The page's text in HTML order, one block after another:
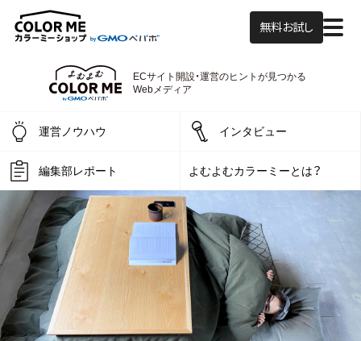
無料お試し
よむよむカラーミー
ECサイト開設・運営のヒントが見つかる
Webメディア
運営ノウハウ インタビュー
編集部レポート よむよむカラーミーとは？